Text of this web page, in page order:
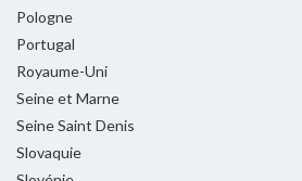
Pologne
Portugal
Royaume-Uni
Seine et Marne
Seine Saint Denis
Slovaquie